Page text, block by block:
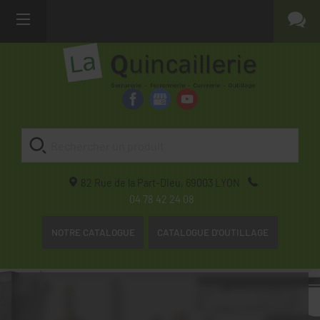
82 Rue de la Part-Dieu, 69003
LYON
04 78 42 24 08
NOTRE CATALOGUE CATALOGUE D'OUTILLAGE